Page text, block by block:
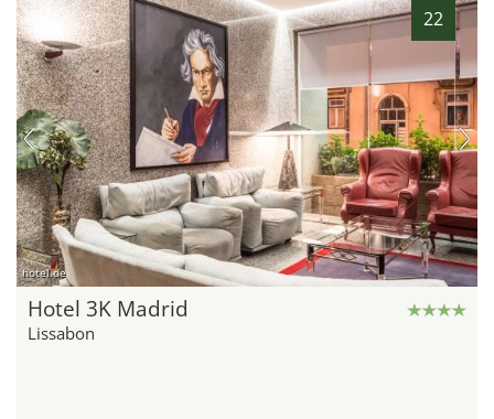
22
hotel.de
Hotel 3K Madrid
Lissabon